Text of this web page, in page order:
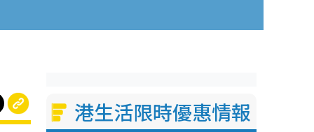
港生活限時優惠情報